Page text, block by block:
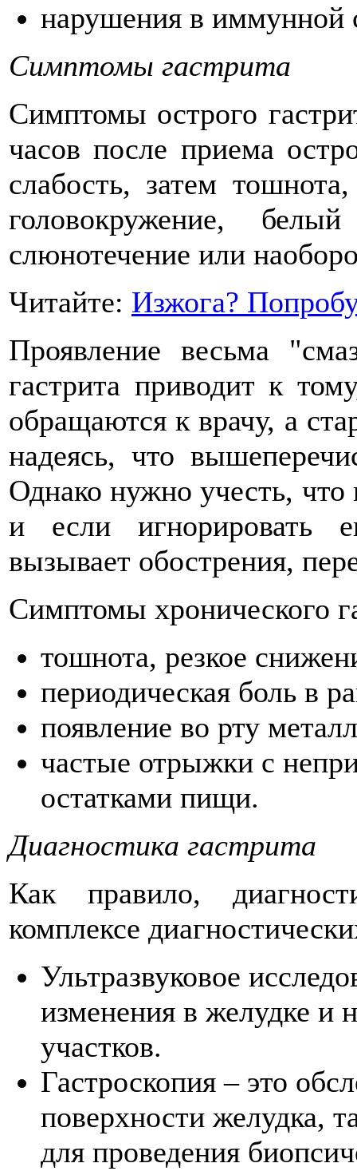
нарушения в иммунной
Симптомы гастрита
Симптомы острого
часов после приема
слабость, затем
головокружение,
слюнотечение или
Читайте: Изжога?
Проявление весьма
гастрита приводит к
обращаются к врачу, а
надеясь, что
Однако нужно учесть, что
и если игнорировать
вызывает обострения,
Симптомы хронического
тошнота, резкое
периодическая боль в
появление во рту
частые отрыжки с
остатками пищи.
Диагностика гастрита
Как правило,
комплексе
Ультразвуковое
изменения в желудке и
участков.
Гастроскопия – это
поверхности желудка,
для проведения